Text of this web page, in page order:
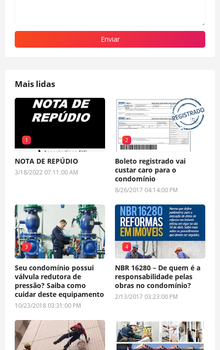
Mais lidas
1
NOTA DE REPÚDIO
3/18/2022 07:11:00 AM
2
Boleto registrado vai
custar caro para o
condomínio
8/26/2017 04:14:00 PM
3
Seu condomínio possui
válvula redutora de
pressão? Saiba como
cuidar deste equipamento
10/23/2018 03:31:00 PM
4
NBR 16280 – De quem é a
responsabilidade pelas
obras no condomínio?
2/13/2017 03:23:00 PM